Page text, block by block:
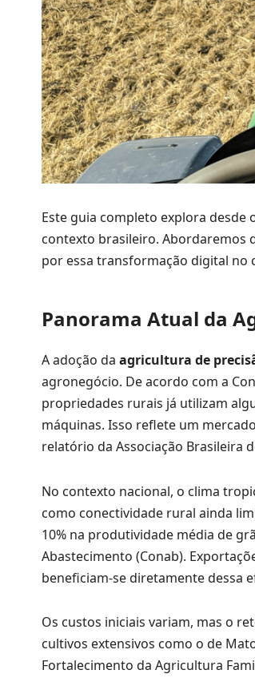
Este guia completo explora desde
contexto brasileiro. Abordaremos
por essa transformação digital no
Panorama Atual da
A adoção da agricultura de
agronegócio. De acordo com a
propriedades rurais já utilizam
máquinas. Isso reflete um
relatório da Associação Brasileira
No contexto nacional, o clima
como conectividade rural ainda
10% na produtividade média de
Abastecimento (Conab).
beneficiam-se diretamente dessa
Os custos iniciais variam, mas o
cultivos extensivos como o de
Fortalecimento da Agricultura